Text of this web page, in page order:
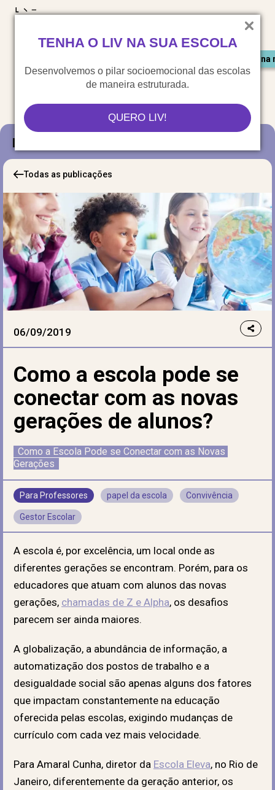
TENHA O LIV NA SUA ESCOLA
Desenvolvemos o pilar socioemocional das escolas
de maneira estruturada.
QUERO LIV!
Saiu
Blog
Todas as publicações
06/09/2019
Como a escola pode se
conectar com as novas
gerações de alunos?
Como a Escola Pode se Conectar com as Novas
Gerações
Para Professores papel da escola Convivência
Gestor Escolar
A escola é, por excelência, um local onde as
diferentes gerações se encontram. Porém, para os
educadores que atuam com alunos das novas
gerações, chamadas de Z e Alpha, os desafios
parecem ser ainda maiores.
A globalização, a abundância de informação, a
automatização dos postos de trabalho e a
desigualdade social são apenas alguns dos fatores
que impactam constantemente na educação
oferecida pelas escolas, exigindo mudanças de
currículo com cada vez mais velocidade.
Para Amaral Cunha, diretor da Escola Eleva, no Rio de
Janeiro, diferentemente da geração anterior, os